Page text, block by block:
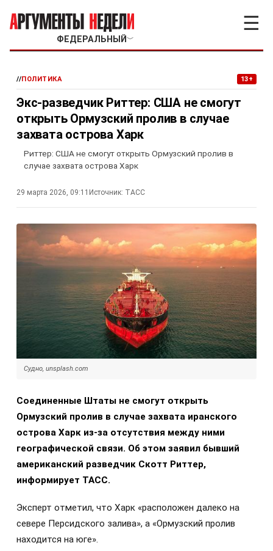
ФЕДЕРАЛЬНЫЙ ﹀
☰
//ПОЛИТИКА 13+
Экс-разведчик Риттер: США не смогут
открыть Ормузский пролив в случае
захвата острова Харк
Риттер: США не смогут открыть Ормузский пролив в
случае захвата острова Харк
29 марта 2026, 09:11 Источник: ТАСС
Судно, unsplash.com
Соединенные Штаты не смогут открыть
Ормузский пролив в случае захвата иранского
острова Харк из-за отсутствия между ними
географической связи. Об этом заявил бывший
американский разведчик Скотт Риттер,
информирует ТАСС.
Эксперт отметил, что Харк «расположен далеко на
севере Персидского залива», а «Ормузский пролив
находится на юге».